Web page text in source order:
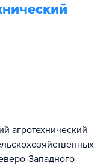
агротехнический
Западного